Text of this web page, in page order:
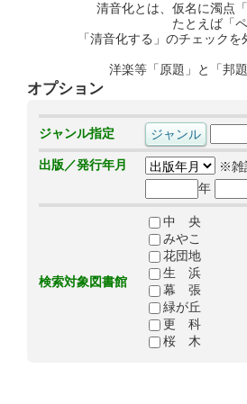
清音化とは、仮名に濁点
たとえば「
「清音化する」のチェック
洋楽等「原題」と「邦
オプション
ジャンル指定
出版／発行年月
※雑
年
検索対象図書館
中 央
みやこ
花団地
生 浜
幕 張
緑が丘
更 科
桜 木